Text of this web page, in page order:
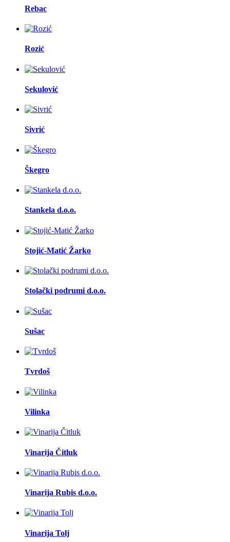
Rebac
Rozić
Sekulović
Sivrić
Škegro
Stankela d.o.o.
Stojić-Matić Žarko
Stolački podrumi d.o.o.
Sušac
Tvrdoš
Vilinka
Vinarija Čitluk
Vinarija Rubis d.o.o.
Vinarija Tolj